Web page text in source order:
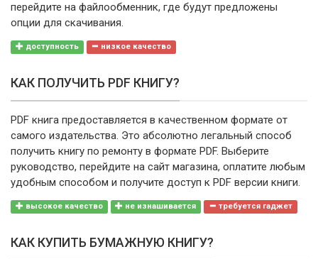
перейдите на файлообменник, где будут предложены
опции для скачивания.
доступность низкое качество
КАК ПОЛУЧИТЬ PDF КНИГУ?
PDF книга предоставляется в качественном формате от
самого издательства. Это абсолютно легальный способ
получить книгу по ремонту в формате PDF. Выберите
руководство, перейдите на сайт магазина, оплатите любым
удобным способом и получите доступ к PDF версии книги.
высокое качество не изнашивается требуется гаджет
КАК КУПИТЬ БУМАЖНУЮ КНИГУ?